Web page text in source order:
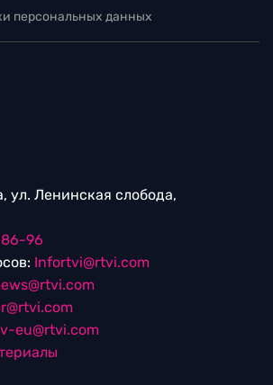
персональных данных
ул. Ленинская слобода,
86-96
Infortvi@rtvi.com
eu@rtvi.com